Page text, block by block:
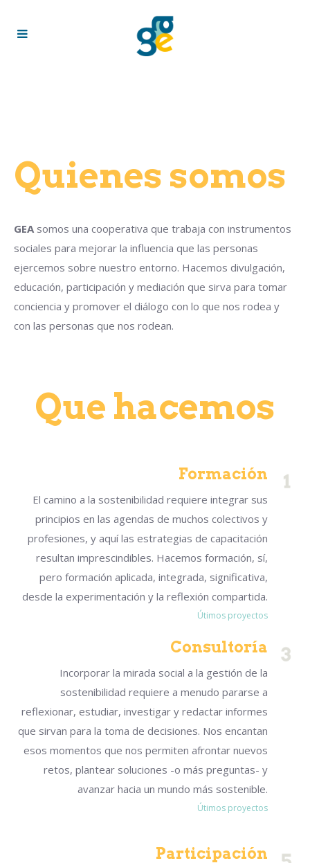
Quienes somos
GEA somos una cooperativa que trabaja con instrumentos
sociales para mejorar la influencia que las personas
ejercemos sobre nuestro entorno. Hacemos divulgación,
educación, participación y mediación que sirva para tomar
conciencia y promover el diálogo con lo que nos rodea y
con las personas que nos rodean.
Que hacemos
Formación
El camino a la sostenibilidad requiere integrar sus
principios en las agendas de muchos colectivos y
profesiones, y aquí las estrategias de capacitación
resultan imprescindibles. Hacemos formación, sí,
pero formación aplicada, integrada, significativa,
desde la experimentación y la reflexión compartida.
Útimos proyectos
Consultoría
Incorporar la mirada social a la gestión de la
sostenibilidad requiere a menudo pararse a
reflexionar, estudiar, investigar y redactar informes
que sirvan para la toma de decisiones. Nos encantan
esos momentos que nos permiten afrontar nuevos
retos, plantear soluciones -o más preguntas- y
avanzar hacia un mundo más sostenible.
Útimos proyectos
Participación